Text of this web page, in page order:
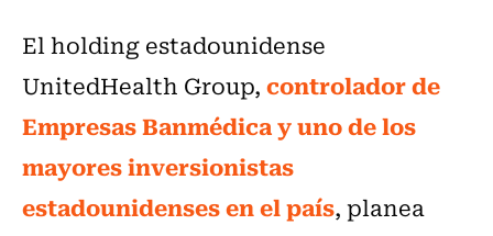
El holding estadounidense
UnitedHealth Group,controlador de
Empresas Banmédica y uno de los
mayores inversionistas
estadounidenses en el país, planea